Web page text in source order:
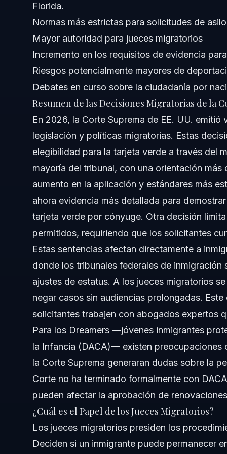
Confianza y Experiencia del Abogado
Preguntas Frecuentes
¿Qué decidió la Corte Suprema sobre inmigración en
¿La Corte Suprema ha dictaminado sobre la ciudadanía
¿Quién corre riesgo de ser deportado tras las
¿La Corte Suprema falló en contra de las tarjetas
¿Cómo funciona el proceso judicial migratorio tras las
¿Qué deben saber los Dreamers sobre las sentencias
¿Se pueden apelar o cambiar las decisiones de la Corte
¿Cuáles son los documentos críticos necesarios tras
Fuentes y Referencias
Florida.
Normas más estrictas para solicitudes de asilo
Mayor autoridad para jueces migratorios
Incremento en los requisitos de evidencia
Riesgos potencialmente mayores de
Debates en curso sobre la ciudadanía por
Resumen de las Decisiones Migratorias de la
En 2026, la Corte Suprema de EE. UU.
legislación y políticas migratorias. Estas
elegibilidad para la tarjeta verde a través del
mayoría del tribunal, con una orientación
aumento en la aplicación y estándares más
ahora evidencia más detallada para
tarjeta verde por cónyuge. Otra decisión
permitidos, requiriendo que los solicitantes
Estas sentencias afectan directamente a
donde los tribunales federales de
ajustes de estatus. A los jueces migratorios
negar casos sin audiencias prolongadas.
solicitantes trabajen con abogados expertos
Para los Dreamers —jóvenes inmigrantes
la Infancia (DACA)— existen preocupaciones
la Corte Suprema generaran dudas sobre la
Corte no ha terminado formalmente con
pueden afectar la aprobación de
¿Cuál es el Papel de los Jueces Migratorios?
Los jueces migratorios presiden los
Deciden si un inmigrante puede permanecer